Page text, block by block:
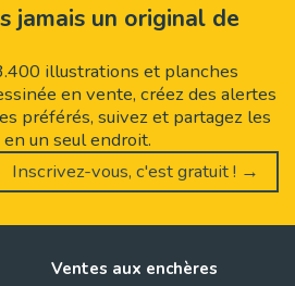
jamais un original de
illustrations et planches
en vente, créez des alertes
préférés, suivez et partagez les
un seul endroit.
Inscrivez-vous, c'est gratuit ! →
Ventes aux enchères